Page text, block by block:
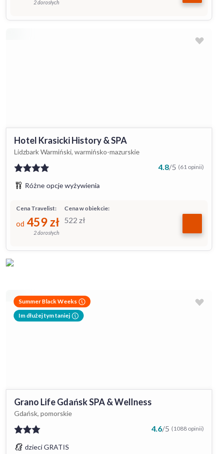
2 dorosłych
Hotel Krasicki History & SPA
Lidzbark Warmiński, warmińsko-mazurskie
4.8/5 (61 opinii)
Różne opcje wyżywienia
Cena w obiekcie:
522 zł
Cena Travelist:
od 459 zł
2 dorosłych
Summer Black Weeks
Im dłużej tym taniej
Grano Life Gdańsk SPA & Wellness
Gdańsk, pomorskie
4.6/5 (1088 opinii)
dzieci GRATIS